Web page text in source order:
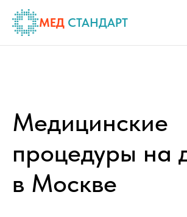
МЕД СТАНДАРТ
Медицинские
процедуры на
в Москве